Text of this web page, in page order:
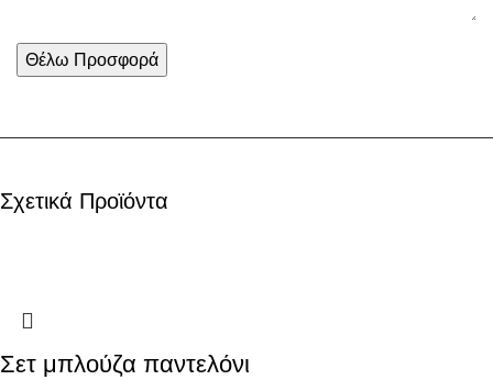
Σχετικά Προϊόντα
Σετ μπλούζα παντελόνι